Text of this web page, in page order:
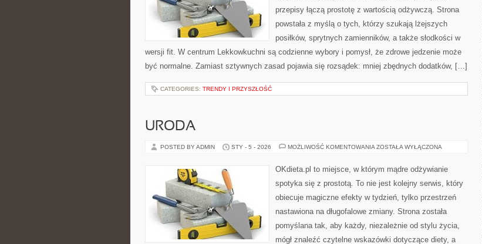
przepisy łączą prostotę z wartością odżywczą. Strona
powstała z myślą o tych, którzy szukają lżejszych
posiłków, sprytnych zamienników, a także słodkości w
wersji fit. W centrum Lekkowkuchni są codzienne wybory i pomysł, że zdrowe jedzenie może
być normalne. Zamiast sztywnych zasad pojawia się rozsądek: mniej zbędnych dodatków, […]
CATEGORIES: TRENDY I PRZYSZŁOŚĆ
URODA
POSTED BY ADMIN STY - 5 - 2026 MOŻLIWOŚĆ KOMENTOWANIA URODA
ZOSTAŁA WYŁĄCZONA
OKdieta.pl to miejsce, w którym mądre odżywianie
spotyka się z prostotą. To nie jest kolejny serwis, który
obiecuje magiczne efekty w tydzień, tylko przestrzeń
nastawiona na długofalowe zmiany. Strona została
pomyślana tak, aby każdy, niezależnie od stylu życia,
mógł znaleźć czytelne wskazówki dotyczące diety, a